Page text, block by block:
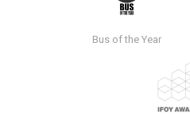
Bus of the Year